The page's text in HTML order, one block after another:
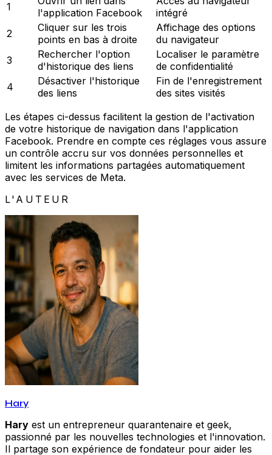
1
l'application Facebook
intégré
2
Cliquer sur les trois
points en bas à droite
Affichage des options
du navigateur
3
Rechercher l'option
d'historique des liens
Localiser le paramètre
de confidentialité
4
Désactiver l'historique
des liens
Fin de l'enregistrement
des sites visités
Les étapes ci-dessus facilitent la gestion de l'activation
de votre historique de navigation dans l'application
Facebook. Prendre en compte ces réglages vous assure
un contrôle accru sur vos données personnelles et
limitent les informations partagées automatiquement
avec les services de Meta.
L'AUTEUR
Hary
Hary est un entrepreneur quarantenaire et geek,
passionné par les nouvelles technologies et l'innovation.
Il partage son expérience de fondateur pour aider les